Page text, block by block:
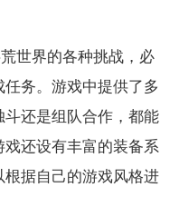
世界的各种挑战，必
务。游戏中提供了多
还是组队合作，都能
还设有丰富的装备系
据自己的游戏风格进